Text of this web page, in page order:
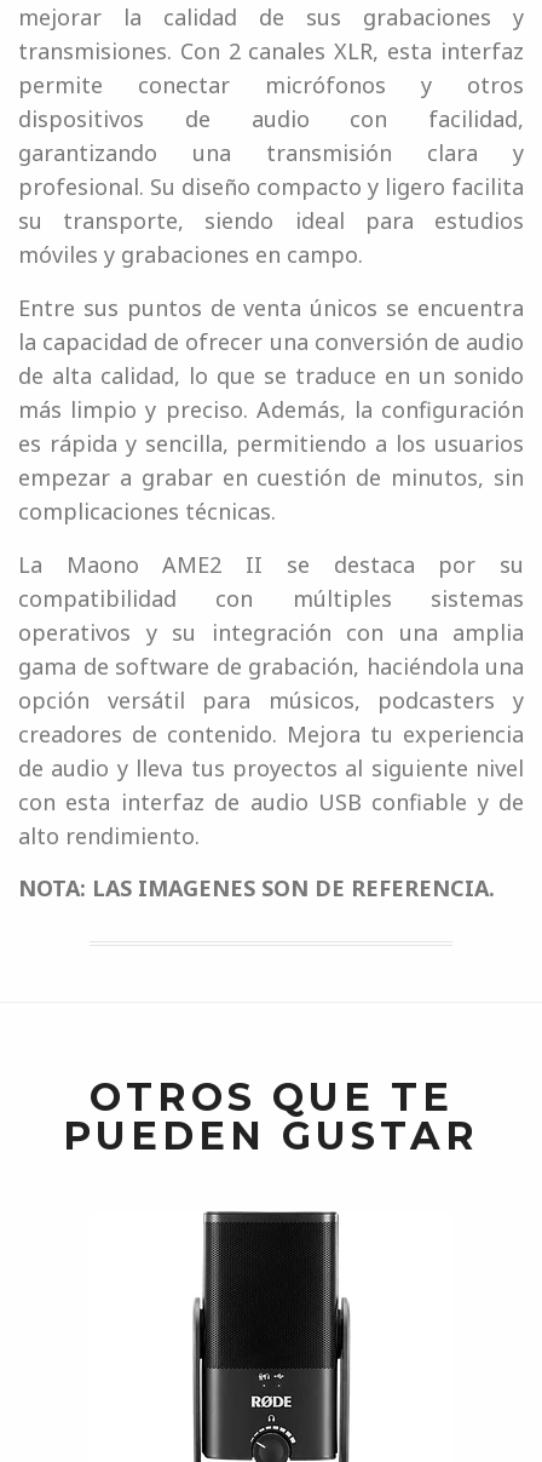
mejorar la calidad de sus grabaciones y
transmisiones. Con 2 canales XLR, esta interfaz
permite conectar micrófonos y otros
dispositivos de audio con facilidad,
garantizando una transmisión clara y
profesional. Su diseño compacto y ligero facilita
su transporte, siendo ideal para estudios
móviles y grabaciones en campo.
Entre sus puntos de venta únicos se encuentra
la capacidad de ofrecer una conversión de audio
de alta calidad, lo que se traduce en un sonido
más limpio y preciso. Además, la configuración
es rápida y sencilla, permitiendo a los usuarios
empezar a grabar en cuestión de minutos, sin
complicaciones técnicas.
La Maono AME2 II se destaca por su
compatibilidad con múltiples sistemas
operativos y su integración con una amplia
gama de software de grabación, haciéndola una
opción versátil para músicos, podcasters y
creadores de contenido. Mejora tu experiencia
de audio y lleva tus proyectos al siguiente nivel
con esta interfaz de audio USB confiable y de
alto rendimiento.
NOTA: LAS IMAGENES SON DE REFERENCIA.
OTROS QUE TE
PUEDEN GUSTAR